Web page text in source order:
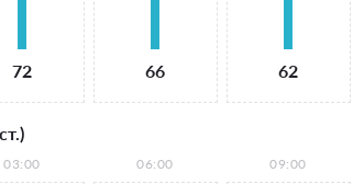
72 66 62
03:00 06:00 09:00